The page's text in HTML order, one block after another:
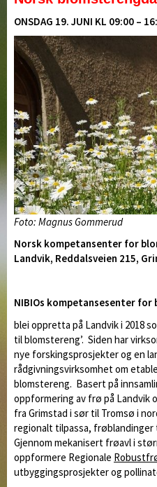
ONSDAG 19. JUNI KL 09:00 –
Foto: Magnus Gommerud
Norsk kompetansenter for
Landvik, Reddalsveien 215,
NIBIOs kompetansesenter
blei oppretta på Landvik i 2018
til blomstereng’. Siden har
nye forskingsprosjekter og en
rådgivningsvirksomhet om
blomstereng. Basert på
oppformering av frø på Landvik
fra Grimstad i sør til Tromsø i
regionalt tilpassa, frøblandinger
Gjennom mekanisert frøavl i
oppformere Regionale
utbyggingsprosjekter og